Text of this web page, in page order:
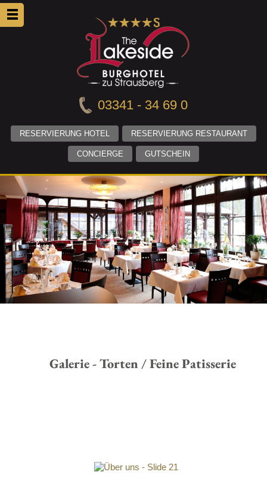
03341 - 34 69 0
RESERVIERUNG HOTEL RESERVIERUNG RESTAURANT
CONCIERGE GUTSCHEIN
Galerie - Torten / Feine Patisserie